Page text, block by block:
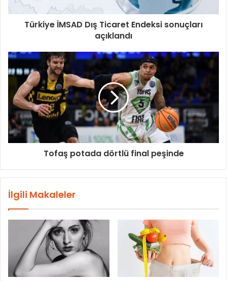
Türkiye İMSAD Dış Ticaret Endeksi sonuçları
açıklandı
Tofaş potada dörtlü final peşinde
İlgili Makaleler